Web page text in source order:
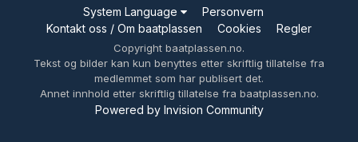
System Language
Personvern
Kontakt oss / Om baatplassen
Cookies Regler
Copyright baatplassen.no.
Tekst og bilder kan kun benyttes etter skriftlig tillatelse fra
medlemmet som har publisert det.
Annet innhold etter skriftlig tillatelse fra baatplassen.no.
Powered by Invision Community